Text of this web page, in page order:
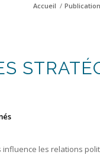
Accueil /
les relations